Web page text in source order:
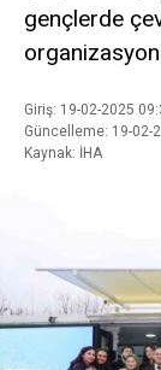
gençlerde
Giriş: 19-02-2025
Güncelleme: 19-02-
Kaynak: İHA